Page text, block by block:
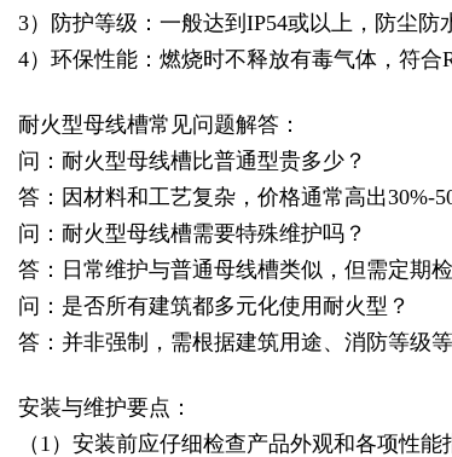
3）防护等级‌：一般达到IP54或以上，防尘防
4）环保性能‌：燃烧时不释放有毒气体，符合
耐火型母线槽常见问题解答：
问：耐火型母线槽比普通型贵多少？
答：因材料和工艺复杂，价格通常高出30%-
问：耐火型母线槽需要特殊维护吗？
答：日常维护与普通母线槽类似，但需定期
问：是否所有建筑都多元化使用耐火型？
答：并非强制，需根据建筑用途、消防等级
安装与维护要点：
（1）安装前应仔细检查产品外观和各项性能